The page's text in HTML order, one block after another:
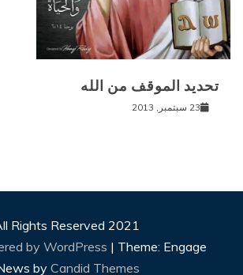
تحديد الموقف من الله
23 سبتمبر, 2013
Rights Reserved 2021
by WordPress | Theme: Engage
by Candid Themes